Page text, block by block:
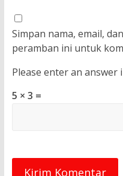
Simpan nama, email,
peramban ini untuk
Please enter an answer
5 × 3 =